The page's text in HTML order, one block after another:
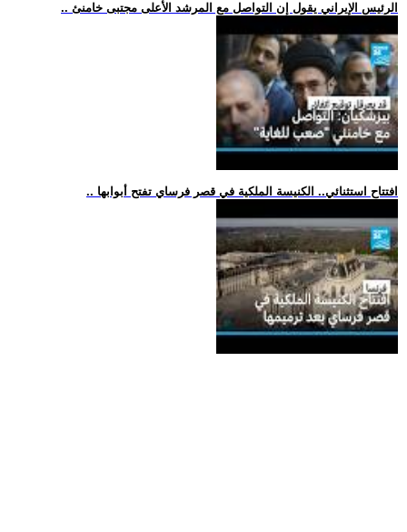
.. الرئيس الإيراني يقول إن التواصل مع المرشد الأعلى مجتبى خامنئ
.. افتتاح استثنائي.. الكنيسة الملكية في قصر فرساي تفتح أبوابها